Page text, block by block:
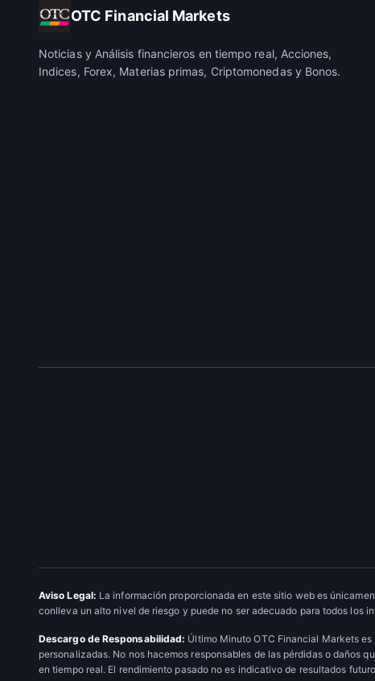
OTC Financial Markets
Noticias y Análisis financieros en tiempo real, Acciones,
Indices, Forex, Materias primas, Criptomonedas y Bonos.
Aviso Legal: La información proporcionada en este sitio web es
conlleva un alto nivel de riesgo y puede no ser adecuado para todos los
Descargo de Responsabilidad: Último Minuto OTC Financial Markets
personalizadas. No nos hacemos responsables de las pérdidas o daños
en tiempo real. El rendimiento pasado no es indicativo de resultados